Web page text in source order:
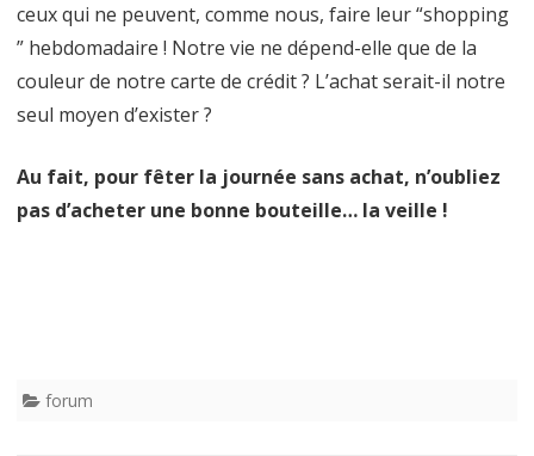
ceux qui ne peuvent, comme nous, faire leur “shopping
” hebdomadaire ! Notre vie ne dépend-elle que de la
couleur de notre carte de crédit ? L’achat serait-il notre
seul moyen d’exister ?
Au fait, pour fêter la journée sans achat, n’oubliez
pas d’acheter une bonne bouteille… la veille !
forum